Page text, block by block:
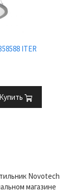
ITER
Купить
Novotech
магазине